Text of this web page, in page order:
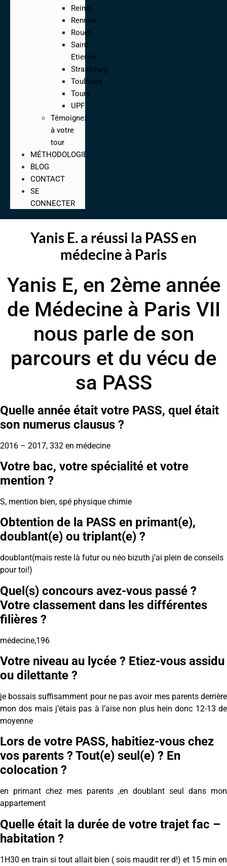
Reims
Rennes
Rouen
Saint
Etienne
Strasbourg
Toulouse
Tours
UPF
Témoignez
à votre
tour
MÉTHODOLOGIE
BLOG
CONTACT
SE
CONNECTER
Yanis E. a réussi la PASS en
médecine à Paris
Yanis E, en 2ème année
de Médecine à Paris VII
nous parle de son
parcours et du vécu de
sa PASS
Quelle année était votre PASS, quel était
son numerus clausus ?
2016 – 2017, 332 en médecine
Votre bac, votre spécialité et votre
mention ?
S, mention bien, spé physique chimie
Obtention de la PASS en primant(e),
doublant(e) ou triplant(e) ?
doublant(mais reste là futur ou néo bizuth j’ai plein de conseils
pour toi!)
Quel(s) concours avez-vous passé ?
Votre classement dans les différentes
filières ?
médecine,196
Votre niveau au lycée ? Etiez-vous assidu
ou dilettante ?
je bossais suffisamment pour ne pas avoir mes parents derrière
mon dos mais j’étais pas à l’aise non plus hein donc 12-13 de
moyenne
Lors de votre PASS, habitiez-vous chez
vos parents ? Tout(e) seul(e) ? En
colocation ?
en primant chez mes parents ,en doublant seul dans mon
appartement
Quelle était la durée de votre trajet fac –
habitation ?
1H30 en train si tout allait bien ( sois maudit rer d!) et 15 min en